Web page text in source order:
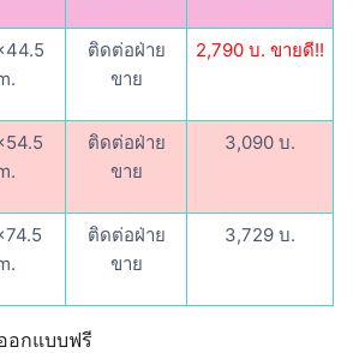
ติดต่อฝ่าย
ขาย
2,790 บ. ขายดี!!
ติดต่อฝ่าย
ขาย
3,090 บ.
ติดต่อฝ่าย
ขาย
3,729 บ.
อกแบบฟรี